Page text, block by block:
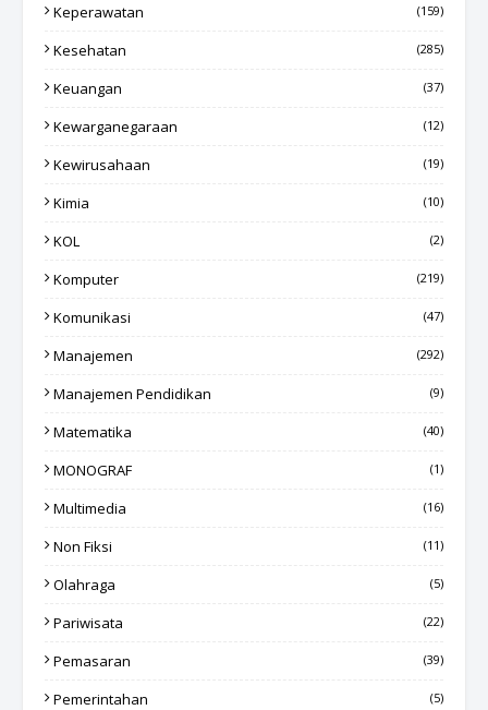
Keperawatan (159)
Kesehatan (285)
Keuangan (37)
Kewarganegaraan (12)
Kewirusahaan (19)
Kimia (10)
KOL (2)
Komputer (219)
Komunikasi (47)
Manajemen (292)
Manajemen Pendidikan (9)
Matematika (40)
MONOGRAF (1)
Multimedia (16)
Non Fiksi (11)
Olahraga (5)
Pariwisata (22)
Pemasaran (39)
Pemerintahan (5)